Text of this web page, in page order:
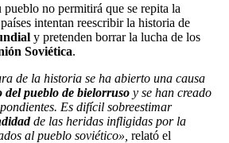
no permitirá que se repita la
intentan reescribir la historia de
y pretenden borrar la lucha de los
Soviética.
de la historia se ha abierto una causa
del pueblo de bielorruso y se han creado
Es difícil sobreestimar
de las heridas infligidas por la
al pueblo soviético», relató el